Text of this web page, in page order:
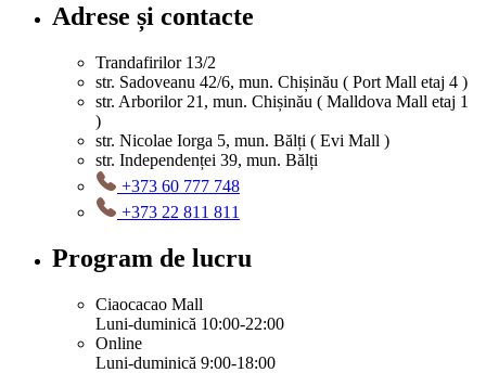
Adrese și contacte
Trandafirilor 13/2
str. Sadoveanu 42/6, mun. Chișinău ( Port Mall etaj 4 )
str. Arborilor 21, mun. Chișinău ( Malldova Mall etaj 1
)
str. Nicolae Iorga 5, mun. Bălți ( Evi Mall )
str. Independenței 39, mun. Bălți
+373 60 777 748
+373 22 811 811
Program de lucru
Ciaocacao Mall
Luni-duminică 10:00-22:00
Online
Luni-duminică 9:00-18:00